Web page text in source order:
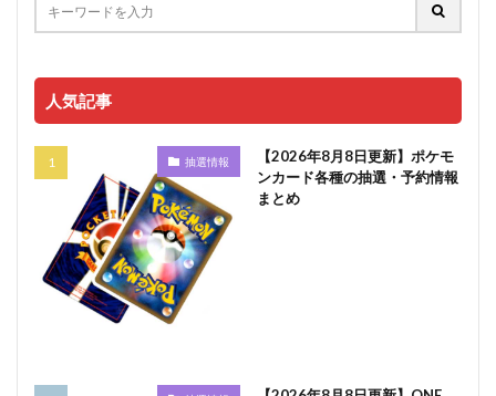
人気記事
抽選情報
【2026年8月8日更新】ポケモ
ンカード各種の抽選・予約情報
まとめ